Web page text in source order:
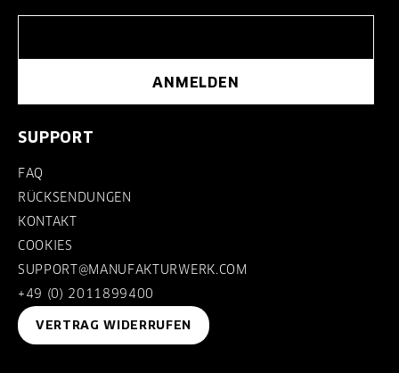
ANMELDEN
SUPPORT
FAQ
RÜCKSENDUNGEN
KONTAKT
COOKIES
SUPPORT@MANUFAKTURWERK.COM
+49 (0) 2011899400
VERTRAG WIDERRUFEN